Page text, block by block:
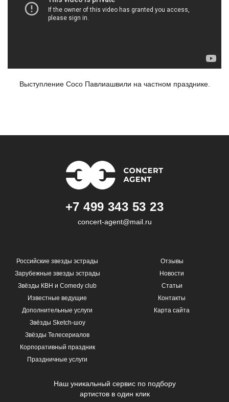
Выступление Сосо Павлиашвили на частном празднике.
+7 499 343 53 23
concert-agent@mail.ru
Российские звезды эстрады
Зарубежные звезды эстрады
Звёзды КВН и Comedy club
Известные ведущие
Дополнительные услуги
Звёзды Sketch-шоу
Звёзды Телесериалов
Корпоративный праздник
Праздничные услуги
Отзывы
Новости
Статьи
Контакты
Карта сайта
Наш уникальный сервис по подбору
артистов в один клик